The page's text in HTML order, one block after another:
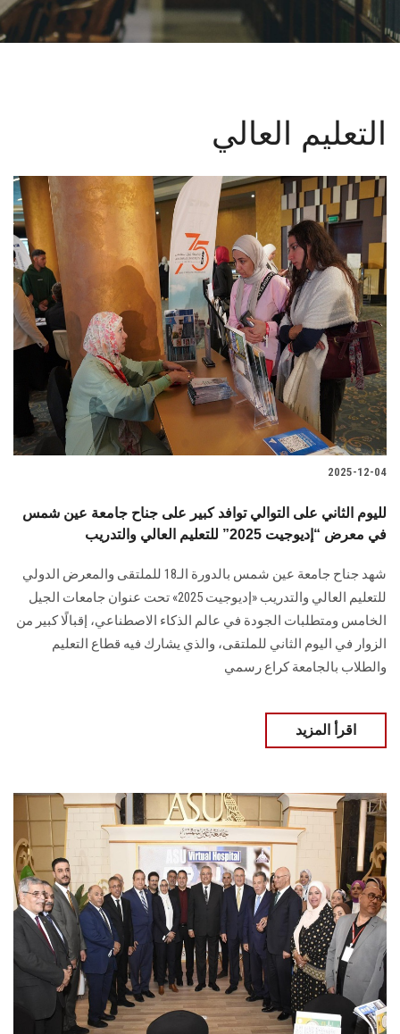
البحث العلمي
الأنظمة الذكية
الإعلام
تواصل معنا
الطلاب
هيئة التدريس
الدراسات العليا
الزائـرون
سجل الان
التعليم العالي
2025-12-04
لليوم الثاني على التوالي توافد كبير على جناح جامعة عين شمس
في معرض “إديوجيت 2025” للتعليم العالي والتدريب
شهد جناح جامعة عين شمس بالدورة الـ18 للملتقى والمعرض الدولي
للتعليم العالي والتدريب «إديوجيت 2025» تحت عنوان جامعات الجيل
الخامس ومتطلبات الجودة في عالم الذكاء الاصطناعي، إقبالًا كبير من
الزوار في اليوم الثاني للملتقى، والذي يشارك فيه قطاع التعليم
والطلاب بالجامعة كراع رسمي
اقرأ المزيد